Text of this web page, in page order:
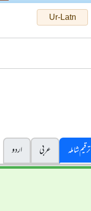
Ur-Latn
ترقیم شاملہ عربی
اردو